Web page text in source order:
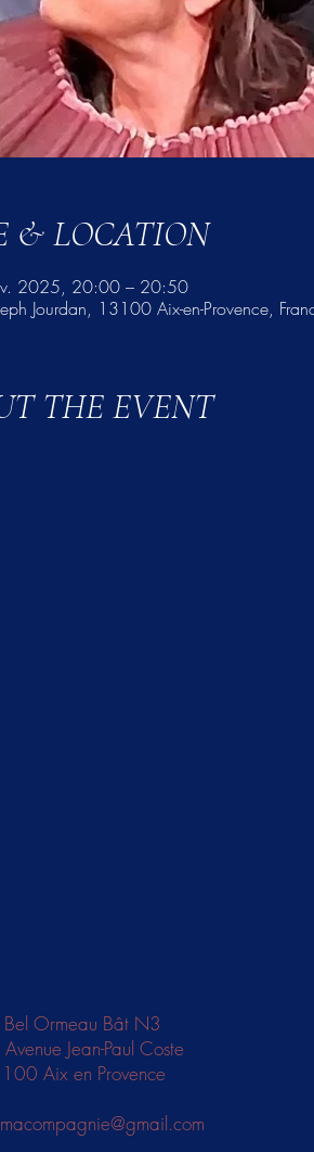
& LOCATION
2025, 20:00 – 20:50
Jourdan, 13100 Aix-en-Provence,
THE EVENT
Bel Ormeau Bât N3
Jean-Paul Coste
Aix en Provence